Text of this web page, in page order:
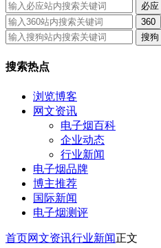
必应
360
搜狗
搜索热点
浏览博客
网文资讯
电子烟百科
企业动态
行业新闻
电子烟品牌
博主推荐
国际新闻
电子烟测评
首页网文资讯行业新闻正文